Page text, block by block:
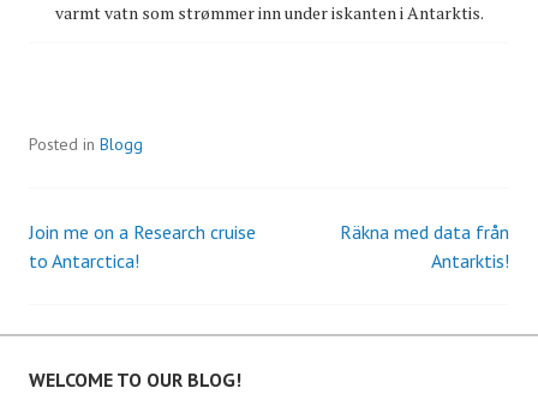
varmt vatn som strømmer inn under iskanten i Antarktis.
Posted in Blogg
Post
Join me on a Research cruise
to Antarctica!
Räkna med data från
Antarktis!
WELCOME TO OUR BLOG!